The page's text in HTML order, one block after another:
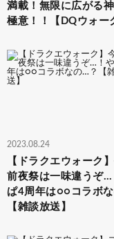
満載！無限に広がる
極意！！【DQウォー
2023.08.24
【ドラクエウォーク
前夜祭は一味違うぞ…
ぱ4周年は○○コラボ
【雑談放送】